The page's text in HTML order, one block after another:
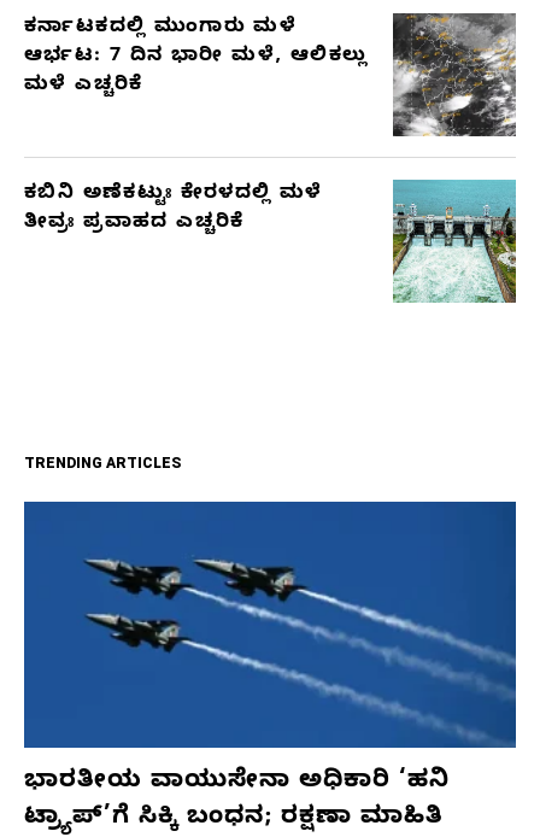
ಕರ್ನಾಟಕದಲ್ಲಿ ಮುಂಗಾರು ಮಳೆ
ಆರ್ಭಟ: 7 ದಿನ ಭಾರೀ ಮಳೆ, ಆಲಿಕಲ್ಲು
ಮಳೆ ಎಚ್ಚರಿಕೆ
ಕಬಿನಿ ಅಣೆಕಟ್ಟುಃ ಕೇರಳದಲ್ಲಿ ಮಳೆ
ತೀವ್ರಃ ಪ್ರವಾಹದ ಎಚ್ಚರಿಕೆ
TRENDING ARTICLES
ಭಾರತೀಯ ವಾಯುಸೇನಾ ಅಧಿಕಾರಿ ‘ಹನಿ
ಟ್ರ್ಯಾಪ್’ಗೆ ಸಿಕ್ಕಿ ಬಂಧನ; ರಕ್ಷಣಾ ಮಾಹಿತಿ